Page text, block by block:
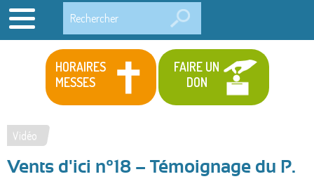
HORAIRES
MESSES
FAIRE UN
DON
Vous
êtes
Vidéo
Vents d'ici n°18 – Témoignage du P.